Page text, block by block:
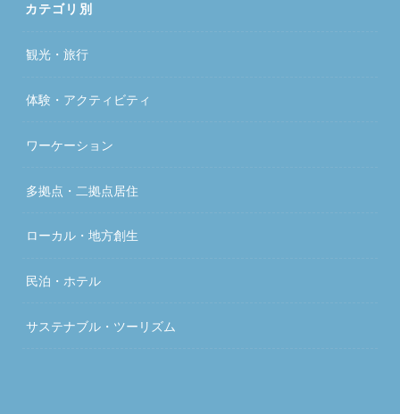
カテゴリ別
観光・旅行
体験・アクティビティ
ワーケーション
多拠点・二拠点居住
ローカル・地方創生
民泊・ホテル
サステナブル・ツーリズム